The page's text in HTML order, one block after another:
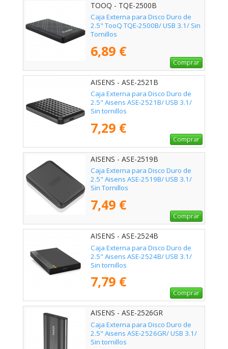
TOOQ - TQE-2500B
Caja Externa para Disco Duro de
2.5" TooQ TQE-2500B/ USB 3.1/ Sin
Tornillos
6,89 €
Comprar
AISENS - ASE-2521B
Caja Externa para Disco Duro de
2.5" Aisens ASE-2521B/ USB 3.1/
Sin tornillos
7,29 €
Comprar
AISENS - ASE-2519B
Caja Externa para Disco Duro de
2.5" Aisens ASE-2519B/ USB 3.1/
Sin Tornillos
7,49 €
Comprar
AISENS - ASE-2524B
Caja Externa para Disco Duro de
2.5" Aisens ASE-2524B/ USB 3.1/
Sin tornillos
7,79 €
Comprar
AISENS - ASE-2526GR
Caja Externa para Disco Duro de
2.5" Aisens ASE-2526GR/ USB 3.1/
Sin tornillos